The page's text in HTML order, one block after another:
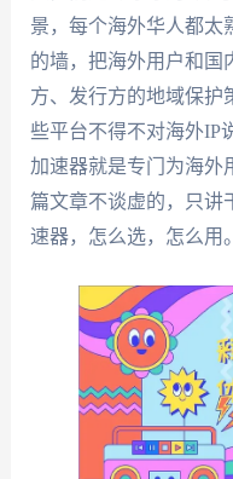
景，每个海外华人都太
的墙，把海外用户和国
方、发行方的地域保护
些平台不得不对海外IP
加速器就是专门为海外
篇文章不谈虚的，只讲
速器，怎么选，怎么用。